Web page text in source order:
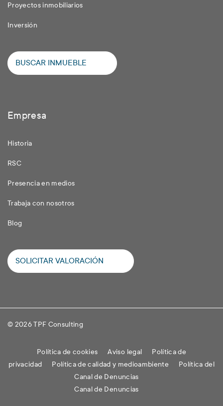
Proyectos inmobiliarios
Inversión
BUSCAR INMUEBLE
Empresa
Historia
RSC
Presencia en medios
Trabaja con nosotros
Blog
SOLICITAR VALORACIÓN
© 2026 TPF Consulting
Política de cookies Aviso legal
Política de
privacidad
Política de calidad y medioambiente
Política del
Canal de Denuncias
Canal de Denuncias